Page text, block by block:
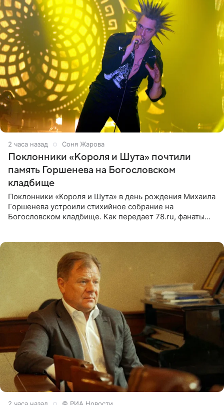
2 часа назад Соня Жарова
Поклонники «Короля и Шута» почтили
память Горшенева на Богословском
кладбище
Поклонники «Короля и Шута» в день рождения Михаила
Горшенева устроили стихийное собрание на
Богословском кладбище. Как передает 78.ru, фанаты